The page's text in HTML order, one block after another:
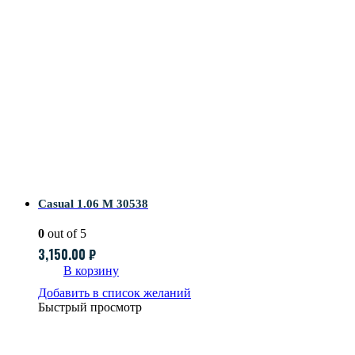
Casual 1.06 M 30538
0 out of 5
3,150.00 ₽
В корзину
Добавить в список желаний
Быстрый просмотр